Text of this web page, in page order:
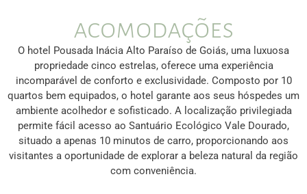
acomodações
O hotel Pousada Inácia Alto Paraíso de Goiás, uma luxuosa
propriedade cinco estrelas, oferece uma experiência
incomparável de conforto e exclusividade. Composto por 10
quartos bem equipados, o hotel garante aos seus hóspedes um
ambiente acolhedor e sofisticado. A localização privilegiada
permite fácil acesso ao Santuário Ecológico Vale Dourado,
situado a apenas 10 minutos de carro, proporcionando aos
visitantes a oportunidade de explorar a beleza natural da região
com conveniência.